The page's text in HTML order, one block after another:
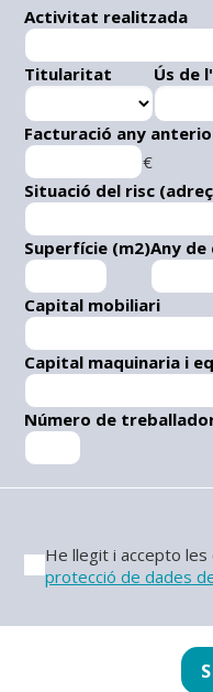
Activitat realitzada
Titularitat Ús de
Facturació any
€
Situació del risc
Superfície (m2)Any
Capital mobiliari
Capital maquinaria i
Número de
He llegit i accepto
protecció de dades de